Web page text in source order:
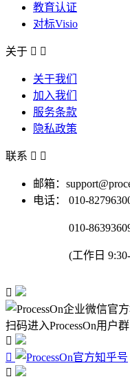
教育认证
对标Visio
关于  
关于我们
加入我们
服务条款
隐私政策
联系  
邮箱：
电话：
010-
010-
(工作日

扫码进入ProcessOn用户群


